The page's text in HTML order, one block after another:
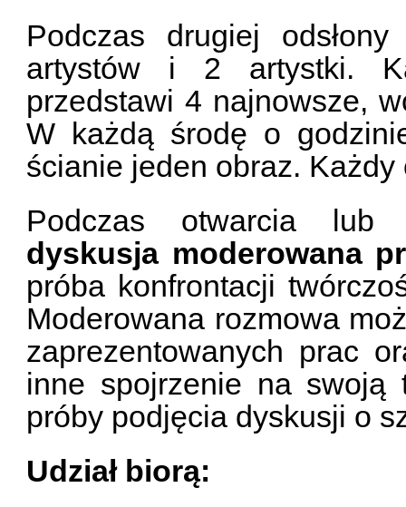
Podczas drugiej
artystów i 2 artystki.
przedstawi 4 najnowsze,
W każdą środę o
ścianie jeden obraz.
Podczas otwarcia lub
dyskusja moderowana
próba konfrontacji
Moderowana rozmowa
zaprezentowanych prac
inne spojrzenie na swoją
próby podjęcia dyskusji o
Udział biorą: